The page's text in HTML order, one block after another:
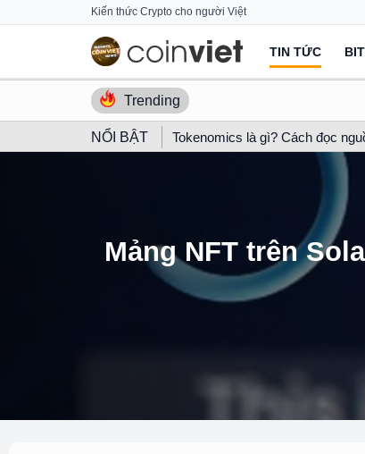
Kiến thức Crypto cho người Việt
TIN TỨC
Trending
NỔI BẬT Tokenomics là gì? Cách đọc
Mảng NFT trên